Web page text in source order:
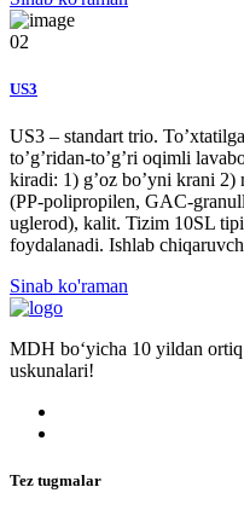
02
US3
US3 – standart trio.
to’g’ridan-to’g’ri oqimli
kiradi: 1) g’oz bo’yni krani 2)
(PP-polipropilen, GAC-
uglerod), kalit. Tizim 10SL
foydalanadi. Ishlab
Sinab ko'raman
MDH bo‘yicha 10 yildan
uskunalari!
Tez tugmalar